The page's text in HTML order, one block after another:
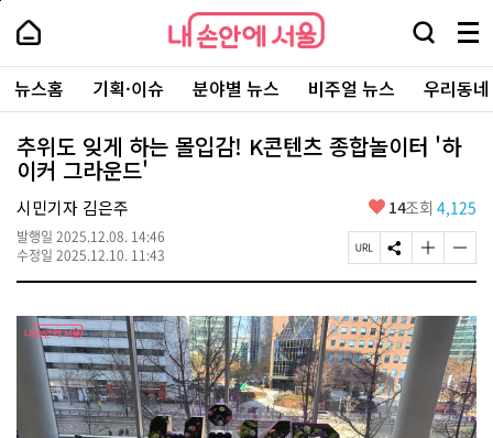
본
로
가
내
손
안
에
서
울
-
서
울
시
대
표
소
통
포
내
손
에
울
검
창
열
기
메
뉴
전
체
보
주
요
서
뉴스홈 기획·이슈 분야별 뉴스 비주얼 뉴스 우리동
추위도 잊게 하는 몰입감! K콘텐츠 종합놀이터 '하
이커 그라운드'
시민기자 김은주
발행일 2025.12.08. 14:46
수정일 2025.12.10. 11:43
좋
요
14조회 4,125
페
이
U
R
L
복
사
S
N
공
유
하
기
글
자
기
경
하
기
글
자
기
작
게
변
경
하
기
페
상
단
로